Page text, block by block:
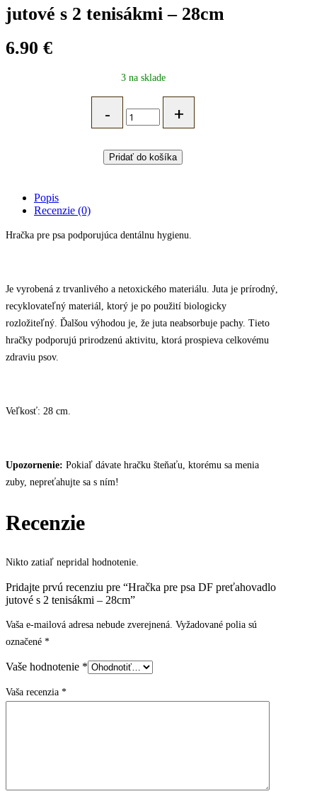
jutové s 2 tenisákmi – 28cm
6.90 €
3 na sklade
psa
preťahovadlo
jutové
28cm
quantity
Pridať do košíka
Popis
Recenzie (0)
Hračka pre psa podporujúca dentálnu hygienu.
Je vyrobená z trvanlivého a netoxického materiálu. Juta je prírodný,
recyklovateľný materiál, ktorý je po použití biologicky
rozložiteľný. Ďalšou výhodou je, že juta neabsorbuje pachy. Tieto
hračky podporujú prirodzenú aktivitu, ktorá prospieva celkovému
zdraviu psov.
Veľkosť: 28 cm.
Upozornenie: Pokiaľ dávate hračku šteňaťu, ktorému sa menia
zuby, nepreťahujte sa s ním!
Recenzie
Nikto zatiaľ nepridal hodnotenie.
Pridajte prvú recenziu pre “Hračka pre psa DF preťahovadlo
jutové s 2 tenisákmi – 28cm”
Vaša e-mailová adresa nebude zverejnená. Vyžadované polia sú
označené *
Vaše hodnotenie *
Vaša recenzia *